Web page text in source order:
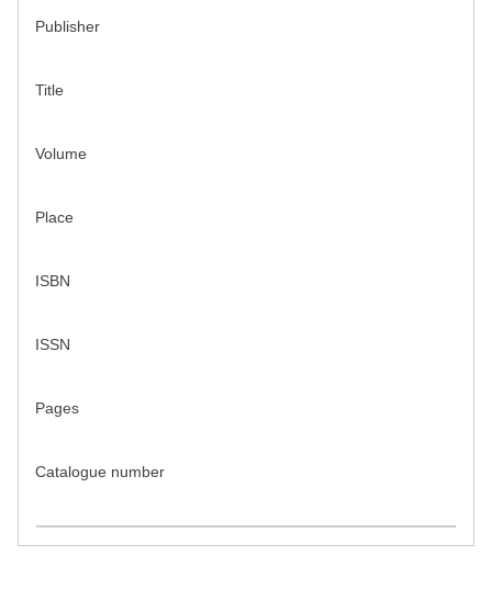
Publisher
Title
Volume
Place
ISBN
ISSN
Pages
Catalogue number